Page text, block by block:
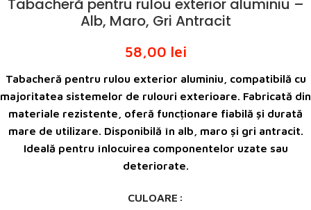
Tabacheră pentru rulou exterior aluminiu –
Alb, Maro, Gri Antracit
58,00 lei
Tabacheră pentru rulou exterior aluminiu, compatibilă cu
majoritatea sistemelor de rulouri exterioare. Fabricată din
materiale rezistente, oferă funcționare fiabilă și durată
mare de utilizare. Disponibilă în alb, maro și gri antracit.
Ideală pentru înlocuirea componentelor uzate sau
deteriorate.
CULOARE